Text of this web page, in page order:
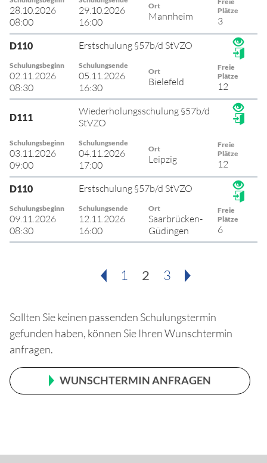
28.10.2026
08:00
29.10.2026
16:00
Ort
Mannheim
Plätze
3
D110 Erstschulung §57b/d StVZO
Schulungsbeginn
02.11.2026
08:30
Schulungsende
05.11.2026
16:30
Ort
Bielefeld
Freie
Plätze
12
D111
Wiederholungsschulung §57b/d
StVZO
Schulungsbeginn
03.11.2026
09:00
Schulungsende
04.11.2026
17:00
Ort
Leipzig
Freie
Plätze
12
D110 Erstschulung §57b/d StVZO
Schulungsbeginn
09.11.2026
08:30
Schulungsende
12.11.2026
16:00
Ort
Saarbrücken-
Güdingen
Freie
Plätze
6
1 2 3
Sollten Sie keinen passenden Schulungstermin
gefunden haben, können Sie Ihren Wunschtermin
anfragen.
WUNSCHTERMIN ANFRAGEN